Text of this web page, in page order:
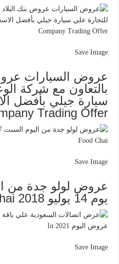
Save Image
عروض السيارات
بالتعاون مع شركة
سيارة جيلي بأفضل
Trading Offer
Save Image
يوم 14 يوليو 2018 Bakery Food Chai
Save Image